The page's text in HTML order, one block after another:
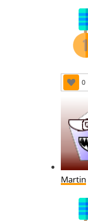
0
Martin